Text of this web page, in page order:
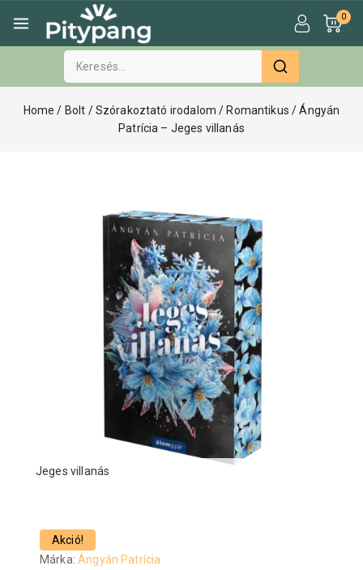
0
Home / Bolt / Szórakoztató irodalom / Romantikus / Ángyán
Patrícia – Jeges villanás
Jeges villanás
Akció!
Márka:Ángyán Patrícia